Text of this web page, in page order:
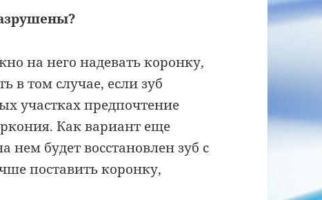
на него надевать коронку,
в том случае, если зуб
участках предпочтение
Как вариант еще
нем будет восстановлен зуб с
поставить коронку,